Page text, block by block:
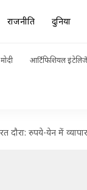
राजनीति दुनिया
आर्टिफिशियल
दौरा: रुपये-येन में